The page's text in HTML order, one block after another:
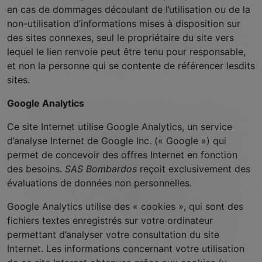
en cas de dommages découlant de l’utilisation ou de la
non-utilisation d’informations mises à disposition sur
des sites connexes, seul le propriétaire du site vers
lequel le lien renvoie peut être tenu pour responsable,
et non la personne qui se contente de référencer lesdits
sites.
Google Analytics
Ce site Internet utilise Google Analytics, un service
d’analyse Internet de Google Inc. (« Google ») qui
permet de concevoir des offres Internet en fonction
des besoins. SAS Bombardos reçoit exclusivement des
évaluations de données non personnelles.
Google Analytics utilise des « cookies », qui sont des
fichiers textes enregistrés sur votre ordinateur
permettant d’analyser votre consultation du site
Internet. Les informations concernant votre utilisation